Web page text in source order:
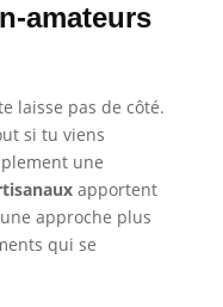
amateurs
laisse pas de côté.
si tu viens
une
apportent
approche plus
qui se